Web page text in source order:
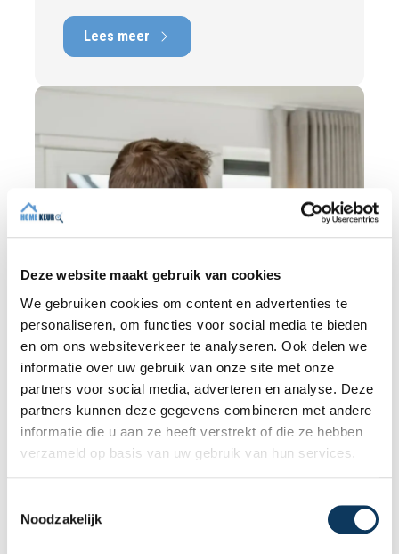
Deze website maakt gebruik van cookies
We gebruiken cookies om content en advertenties te
personaliseren, om functies voor social media te bieden
en om ons websiteverkeer te analyseren. Ook delen we
informatie over uw gebruik van onze site met onze
partners voor social media, adverteren en analyse. Deze
partners kunnen deze gegevens combineren met andere
informatie die u aan ze heeft verstrekt of die ze hebben
verzameld op basis van uw gebruik van hun services.
Noodzakelijk
woning, inclusief eventuele gebreken,
onderhoudspunten en te verwachten
herstelkosten. In deze blog leest u waarom
onafhankelijkheid zo belangrijk is en hoe
een deskundige bouwkundige inspectie u
helpt om met vertrouwen een woning te
kopen of te verkopen.
Lees meer
BLOG
31 JULI 2026
Een energielabel is veel meer dan een